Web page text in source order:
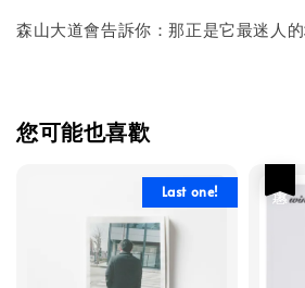
森山大道會告訴你：那正是它最迷人的
您可能也喜歡
Last one!